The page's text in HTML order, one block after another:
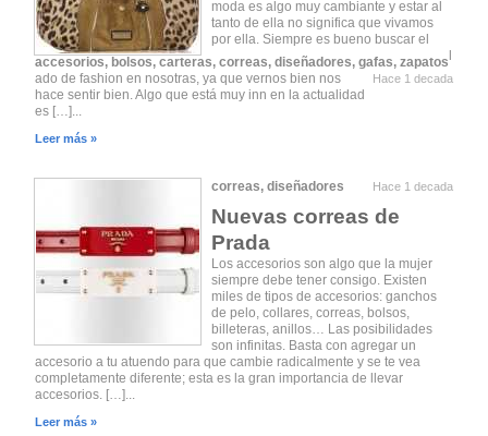
accesorios, bolsos,carteras,correas,diseñadores,gafas,zapatos
Hace 1 decada
moda es algo muy cambiante y estar al
tanto de ella no significa que vivamos
por ella. Siempre es bueno buscar el
ado de fashion en nosotras, ya que vernos bien nos
hace sentir bien. Algo que está muy inn en la actualidad
es […]...
Leer más »
correas,diseñadores Hace 1 decada
Nuevas correas de
Prada
Los accesorios son algo que la mujer
siempre debe tener consigo. Existen
miles de tipos de accesorios: ganchos
de pelo, collares, correas, bolsos,
billeteras, anillos… Las posibilidades
son infinitas. Basta con agregar un
accesorio a tu atuendo para que cambie radicalmente y se te vea
completamente diferente; esta es la gran importancia de llevar
accesorios. […]...
Leer más »